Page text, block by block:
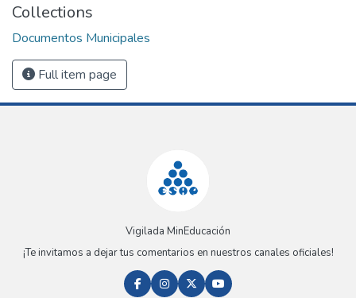
Collections
Documentos Municipales
Full item page
Vigilada MinEducación
¡Te invitamos a dejar tus comentarios en nuestros canales oficiales!